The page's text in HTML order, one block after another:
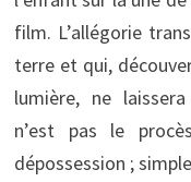
film. L’allégorie
terre et qui,
lumière, ne
n’est pas le
dépossession ;